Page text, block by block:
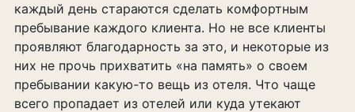
каждый день стараются сделать комфортным
пребывание каждого клиента. Но не все клиенты
проявляют благодарность за это, и некоторые из
них не прочь прихватить «на память» о своем
пребывании какую-то вещь из отеля. Что чаще
всего пропадает из отелей или куда утекают